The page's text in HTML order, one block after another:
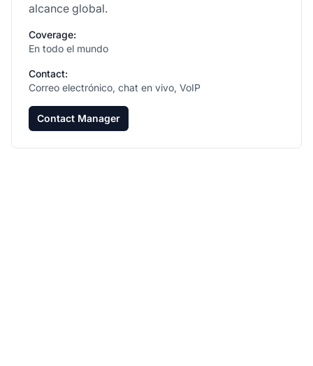
alcance global.
Coverage:
En todo el mundo
Contact:
Correo electrónico, chat en vivo, VoIP
Contact Manager